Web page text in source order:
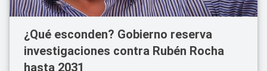
¿Qué esconden? Gobierno reserva
investigaciones contra Rubén Rocha
hasta 2031